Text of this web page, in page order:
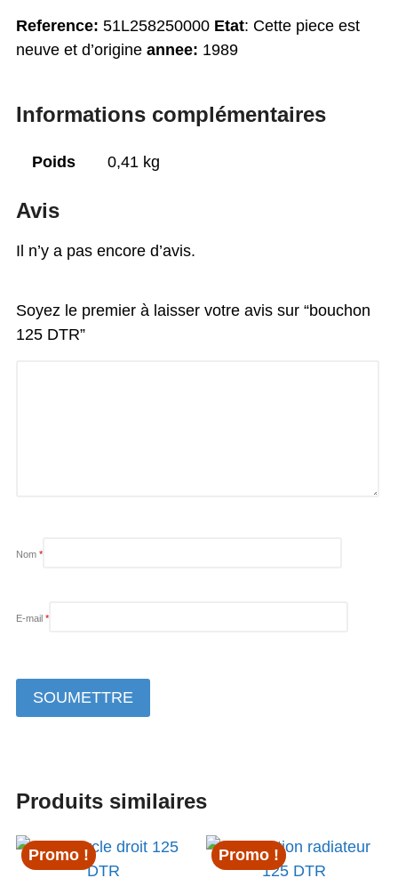
Reference: 51L258250000 Etat: Cette piece est
neuve et d’origine annee: 1989
Informations complémentaires
Poids 0,41 kg
Avis
Il n’y a pas encore d’avis.
Soyez le premier à laisser votre avis sur “bouchon
125 DTR”
Nom *
E-mail *
Produits similaires
Promo ! Promo !